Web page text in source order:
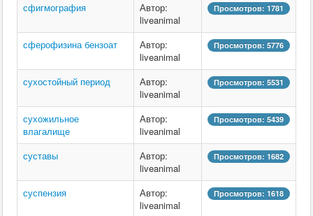
сфигмография
Автор:
liveanimal
Просмотров: 1781
сферофизина бензоат
Автор:
liveanimal
Просмотров: 5776
сухостойный период
Автор:
liveanimal
Просмотров: 5531
сухожильное
влагалище
Автор:
liveanimal
Просмотров: 5439
суставы
Автор:
liveanimal
Просмотров: 1682
суспензия
Автор:
liveanimal
Просмотров: 1618